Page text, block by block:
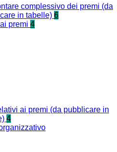
complessivo dei premi (da
in tabelle) 6
premi 4
ai premi (da pubblicare in
4